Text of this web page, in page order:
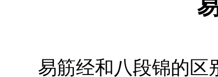
易筋经和八段锦的区